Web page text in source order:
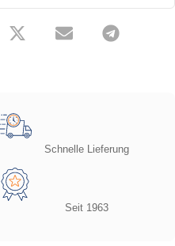
Schnelle Lieferung
Seit 1963